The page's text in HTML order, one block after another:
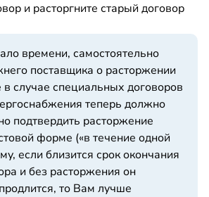
и расторгните старый договор
времени, самостоятельно
поставщика о расторжении
случае специальных договоров
теперь должно
подтвердить расторжение
форме («в течение одной
если близится срок окончания
и без расторжения он
то Вам лучше